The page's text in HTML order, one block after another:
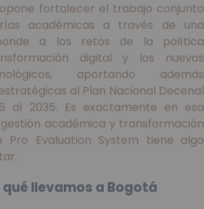
fortalecer el trabajo conjunto
académicas a través de una
a los retos de la política
digital y los nuevos
aportando además
al Plan Nacional Decenal
al 2035. Es exactamente en esa
académica y transformación
Pro Evaluation System tiene algo
llevamos a Bogotá